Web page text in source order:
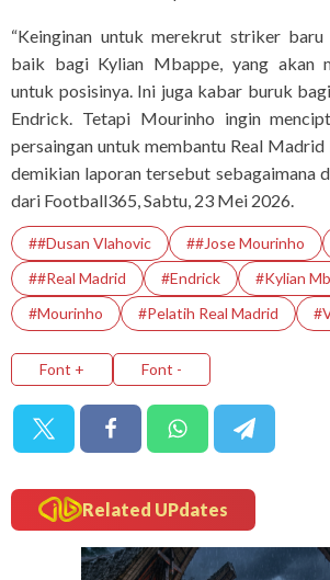
“Keinginan untuk merekrut striker
baik bagi Kylian Mbappe, yang akan
untuk posisinya. Ini juga kabar buruk
Endrick. Tetapi Mourinho ingin
persaingan untuk membantu Real Madrid
demikian laporan tersebut sebagaimana
dari Football365, Sabtu, 23 Mei 2026.
##Dusan Vlahovic ##Jose Mourinho
##Real Madrid
#endrick
#Kylian
#Mourinho
#Pelatih Real Madrid
Font + Font -
Related UPdates